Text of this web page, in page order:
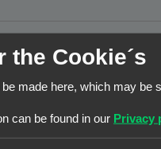
moeten worden verstrekt.
en door 3Dprintforum.eu op
the Cookie´s
made here, which may be
can be found in our Privacy